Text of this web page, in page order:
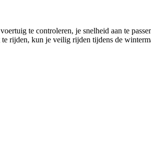
te controleren, je snelheid aan te
rijden, kun je veilig rijden tijdens de